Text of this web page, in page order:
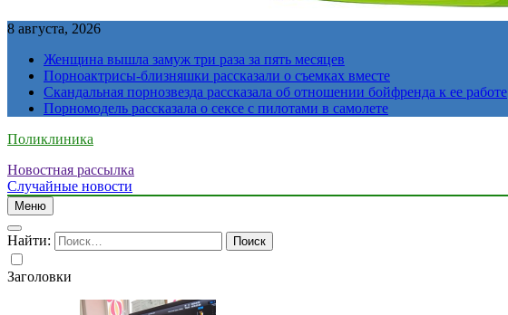
8 августа, 2026
Женщина вышла замуж три раза за пять месяцев
Порноактрисы-близняшки рассказали о съемках вместе
Скандальная порнозвезда рассказала об отношении бойфренда к ее работе
Порномодель рассказала о сексе с пилотами в самолете
Поликлиника
Новостная рассылка
Случайные новости
Меню
Найти:
Заголовки